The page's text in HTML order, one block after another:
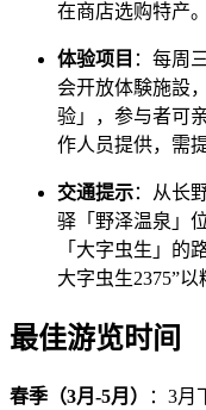
在商店选购特产。
体验项目 ：每周
会开放体験施設
验」，参与者可
作人员提供，需
交通提示：从长
驿「野泽温泉」
「大字虫生」的
大字虫生2375”以
最佳游览时间
春季（3月-5月） ：3月